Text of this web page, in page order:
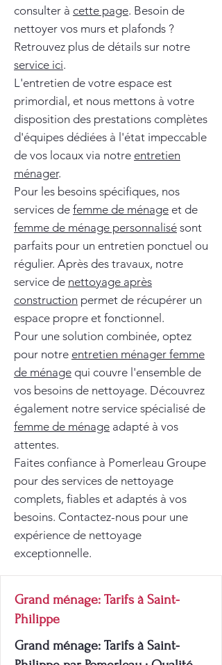
consulter à cette page. Besoin de
nettoyer vos murs et plafonds ?
Retrouvez plus de détails sur notre
service ici.
L'entretien de votre espace est
primordial, et nous mettons à votre
disposition des prestations complètes
d'équipes dédiées à l'état impeccable
de vos locaux via notre entretien
ménager.
Pour les besoins spécifiques, nos
services de femme de ménage et de
femme de ménage personnalisé sont
parfaits pour un entretien ponctuel ou
régulier. Après des travaux, notre
service de nettoyage après
construction permet de récupérer un
espace propre et fonctionnel.
Pour une solution combinée, optez
pour notre entretien ménager femme
de ménage qui couvre l'ensemble de
vos besoins de nettoyage. Découvrez
également notre service spécialisé de
femme de ménage adapté à vos
attentes.
Faites confiance à Pomerleau Groupe
pour des services de nettoyage
complets, fiables et adaptés à vos
besoins. Contactez-nous pour une
expérience de nettoyage
exceptionnelle.
Grand ménage: Tarifs à Saint-
Philippe
Grand ménage: Tarifs à Saint-